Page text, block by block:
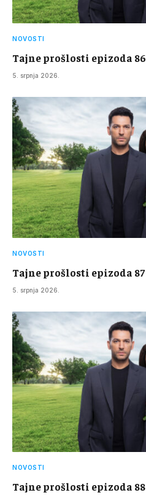
NOVOSTI
Tajne prošlosti epizoda 86
5. srpnja 2026.
NOVOSTI
Tajne prošlosti epizoda 87
5. srpnja 2026.
NOVOSTI
Tajne prošlosti epizoda 88